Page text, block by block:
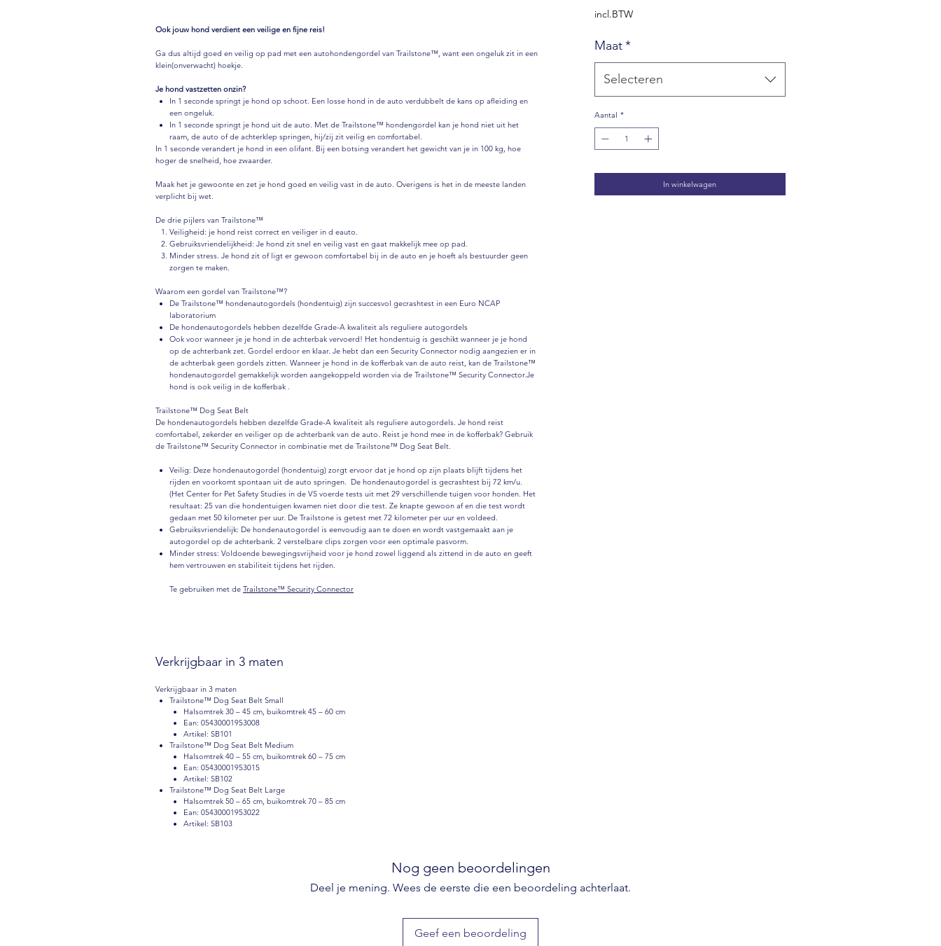
Ook jouw hond verdient een veilige en fijne reis!
Ga dus altijd goed en veilig op pad met een autohondengordel van Trailstone™, want een ongeluk zit in een
klein(onverwacht) hoekje.
Je hond vastzetten onzin?
In 1 seconde springt je hond op schoot. Een losse hond in de auto verdubbelt de kans op afleiding en
een ongeluk.
In 1 seconde springt je hond uit de auto. Met de Trailstone™ hondengordel kan je hond niet uit het
raam, de auto of de achterklep springen, hij/zij zit veilig en comfortabel.
In 1 seconde verandert je hond in een olifant. Bij een botsing verandert het gewicht van je in 100 kg, hoe
hoger de snelheid, hoe zwaarder.
Maak het je gewoonte en zet je hond goed en veilig vast in de auto. Overigens is het in de meeste landen
verplicht bij wet.
De drie pijlers van Trailstone™
Veiligheid: je hond reist correct en veiliger in d eauto.
Gebruiksvriendelijkheid: Je hond zit snel en veilig vast en gaat makkelijk mee op pad.
Minder stress. Je hond zit of ligt er gewoon comfortabel bij in de auto en je hoeft als bestuurder geen
zorgen te maken.
Waarom een gordel van Trailstone™?
De Trailstone™ hondenautogordels (hondentuig) zijn succesvol gecrashtest in een Euro NCAP
laboratorium
De hondenautogordels hebben dezelfde Grade-A kwaliteit als reguliere autogordels
Ook voor wanneer je je hond in de achterbak vervoerd! Het hondentuig is geschikt wanneer je je hond
op de achterbank zet. Gordel erdoor en klaar. Je hebt dan een Security Connector nodig aangezien er in
de achterbak geen gordels zitten. Wanneer je hond in de kofferbak van de auto reist, kan de Trailstone™
hondenautogordel gemakkelijk worden aangekoppeld worden via de Trailstone™ Security Connector.Je
hond is ook veilig in de kofferbak .
Trailstone™ Dog Seat Belt
De hondenautogordels hebben dezelfde Grade-A kwaliteit als reguliere autogordels. Je hond reist
comfortabel, zekerder en veiliger op de achterbank van de auto. Reist je hond mee in de kofferbak? Gebruik
de Trailstone™ Security Connector in combinatie met de Trailstone™ Dog Seat Belt.
Veilig: Deze hondenautogordel (hondentuig) zorgt ervoor dat je hond op zijn plaats blijft tijdens het
rijden en voorkomt spontaan uit de auto springen. De hondenautogordel is gecrashtest bij 72 km/u.
(Het Center for Pet Safety Studies in de VS voerde tests uit met 29 verschillende tuigen voor honden. Het
resultaat: 25 van die hondentuigen kwamen niet door die test. Ze knapte gewoon af en die test wordt
gedaan met 50 kilometer per uur. De Trailstone is getest met 72 kilometer per uur en voldeed.
Gebruiksvriendelijk: De hondenautogordel is eenvoudig aan te doen en wordt vastgemaakt aan je
autogordel op de achterbank. 2 verstelbare clips zorgen voor een optimale pasvorm.
Minder stress: Voldoende bewegingsvrijheid voor je hond zowel liggend als zittend in de auto en geeft
hem vertrouwen en stabiliteit tijdens het rijden.
Te gebruiken met de Trailstone™ Security Connector
Verkrijgbaar in 3 maten
Verkrijgbaar in 3 maten
Trailstone™ Dog Seat Belt Small
Halsomtrek 30 – 45 cm, buikomtrek 45 – 60 cm
Ean: 05430001953008
Artikel: SB101
Trailstone™ Dog Seat Belt Medium
Halsomtrek 40 – 55 cm, buikomtrek 60 – 75 cm
Ean: 05430001953015
Artikel: SB102
Trailstone™ Dog Seat Belt Large
Halsomtrek 50 – 65 cm, buikomtrek 70 – 85 cm
Ean: 05430001953022
Artikel: SB103
incl.BTW
Maat*
Selecteren
Aantal *
In winkelwagen
Nog geen beoordelingen
Deel je mening. Wees de eerste die een beoordeling achterlaat.
Geef een beoordeling